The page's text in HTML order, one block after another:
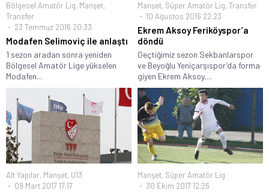
Bölgesel Amatör Lig, Manşet,
Transfer
23 Temmuz 2016 20:33
Modafen Selimoviç ile anlaştı
1 sezon aradan sonra yeniden
Bölgesel Amatör Lige yükselen
Modafen...
Manşet, Süper Amatör Lig, Transfer
10 Ağustos 2016 22:23
Ekrem Aksoy Feriköyspor’a
döndü
Geçtiğimiz sezon Sekbanlarspor
ve Beyoğlu Yeniçarşıspor’da forma
giyen Ekrem Aksoy,...
Alt Yapılar, Manşet, U13
09 Mart 2017 17:17
Manşet, Süper Amatör Lig
30 Ekim 2017 12:26